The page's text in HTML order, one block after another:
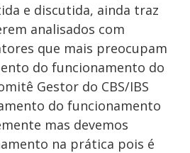
e discutida, ainda traz
analisados com
que mais preocupam
do funcionamento do
Gestor do CBS/IBS
do funcionamento
mas devemos
na prática pois é